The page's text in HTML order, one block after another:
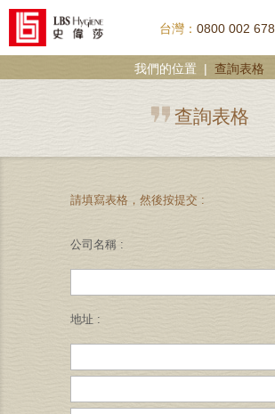
台灣：0800 002 678
我們的位置 | 查詢表格
查詢表格
請填寫表格，然後按提交 :
公司名稱 :
地址 :